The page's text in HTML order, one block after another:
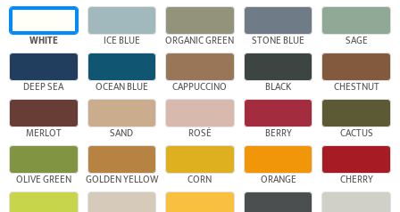
WHITE ICE BLUE ORGANIC GREEN STONE BLUE SAGE
DEEP SEA OCEAN BLUE CAPPUCCINO BLACK CHESTNUT
MERLOT SAND ROSÉ BERRY CACTUS
OLIVE GREEN GOLDEN YELLOW CORN ORANGE CHERRY